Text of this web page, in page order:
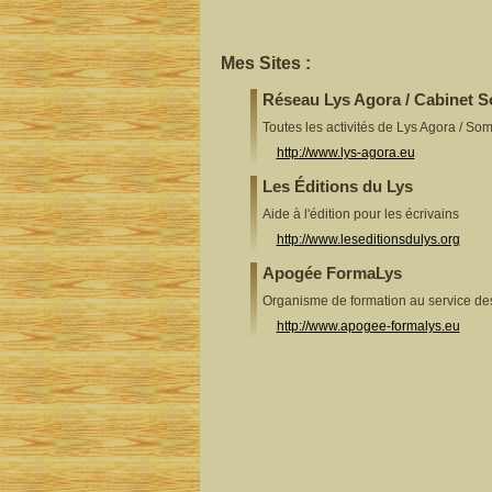
Mes Sites :
Réseau Lys Agora / Cabinet
Toutes les activités de Lys Agora /
http://www.lys-agora.eu
Les Éditions du Lys
Aide à l'édition pour les écrivains
http://www.leseditionsdulys.org
Apogée FormaLys
Organisme de formation au service
http://www.apogee-formalys.eu